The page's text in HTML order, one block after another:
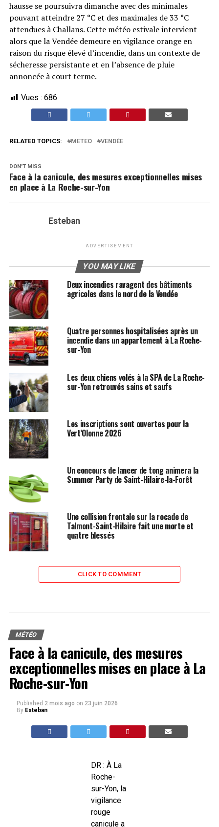
hausse se poursuivra dimanche avec des minimales
pouvant atteindre 27 °C et des maximales de 33 °C
attendues à Challans. Cette météo estivale intervient
alors que la Vendée demeure en vigilance orange en
raison du risque élevé d’incendie, dans un contexte de
sécheresse persistante et en l’absence de pluie
annoncée à court terme.
Vues : 686
RELATED TOPICS: METEO VENDÉE
DON'T MISS
Face à la canicule, des mesures exceptionnelles mises
en place à La Roche-sur-Yon
Esteban
ADVERTISEMENT
YOU MAY LIKE
Deux incendies ravagent des bâtiments
agricoles dans le nord de la Vendée
Quatre personnes hospitalisées après un
incendie dans un appartement à La Roche-
sur-Yon
Les deux chiens volés à la SPA de La Roche-
sur-Yon retrouvés sains et saufs
Les inscriptions sont ouvertes pour la
Vert’Olonne 2026
Un concours de lancer de tong animera la
Summer Party de Saint-Hilaire-la-Forêt
Une collision frontale sur la rocade de
Talmont-Saint-Hilaire fait une morte et
quatre blessés
CLICK TO COMMENT
MÉTÉO
Face à la canicule, des mesures
exceptionnelles mises en place à La
Roche-sur-Yon
Published 2 mois ago on 23 juin 2026
By Esteban
DR : À La
Roche-
sur-Yon, la
vigilance
rouge
canicule a